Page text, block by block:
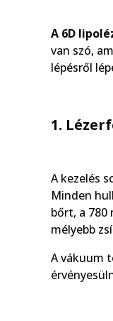
A 6D
van szó,
lépésről
1.
A kezelés
Minden
bőrt, a 780
mélyebb
A vákuum